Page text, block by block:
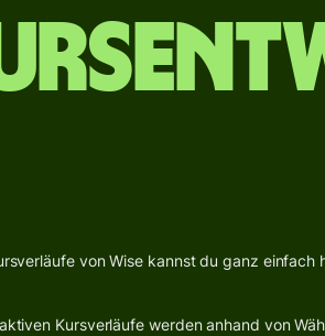
von Wise kannst du ganz
Kursverläufe werden anhand von